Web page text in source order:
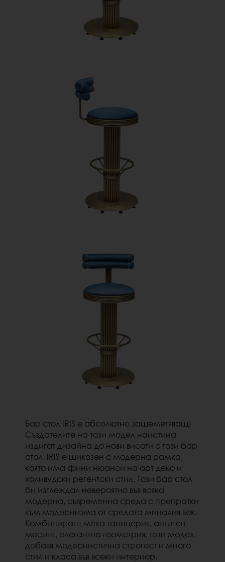
Бар стол IRIS е абсолютно зашеметяващ!
Създателите на този модел наистина
издигат дизайна до нови висоти с този бар
стол. IRIS е шикозен с модерна рамка,
която има фини нюанси на арт деко и
холивудски регентски стил. Този бар стол
би изглеждал невероятно във всяка
модерна, съвременна среда с препратки
към модернизма от средата миналия век.
Комбиниращ мека тапицерия, античен
месинг, елегантна геометрия, този модел
добавя модернистична строгост и много
стил и класа във всеки интериор.